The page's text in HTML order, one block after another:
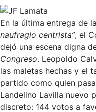
En la última entrega de
naufragio centrista”, el
dejó una escena digna
Congreso. Leopoldo
las maletas hechas y el
partido como quien
Landelino Lavilla nuevo
discreto: 144 votos a